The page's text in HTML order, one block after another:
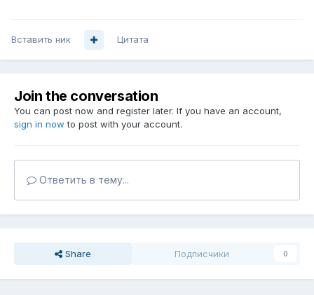
Вставить ник Цитата
Join the conversation
You can post now and register later. If you have an account,
sign in now to post with your account.
Ответить в тему...
Share Подписчики 0